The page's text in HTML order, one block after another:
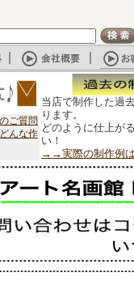
ご質問
んな作
当店で制作した過
ります。
どのように仕上が
い！
→→実際の制作例